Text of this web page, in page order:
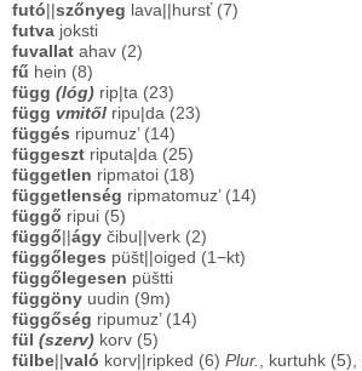
futó szőnyeg lava||hursť (7)
futva joksti
fuvallat ahav (2)
fű hein (8)
függ (lóg) rip|ta (23)
függ vmitől ripu|da (23)
függés ripumuz’ (14)
függeszt riputa|da (25)
független ripmatoi (18)
függetlenség ripmatomuz’ (14)
függő ripui (5)
függő ágy čibu||verk (2)
függőleges püšt||oiged (1−kt)
függőlegesen püštti
függöny uudin (9m)
függőség ripumuz’ (14)
fül (szerv) korv (5)
fülbe való korv||ripked (6) Plur.
, kurtuhk